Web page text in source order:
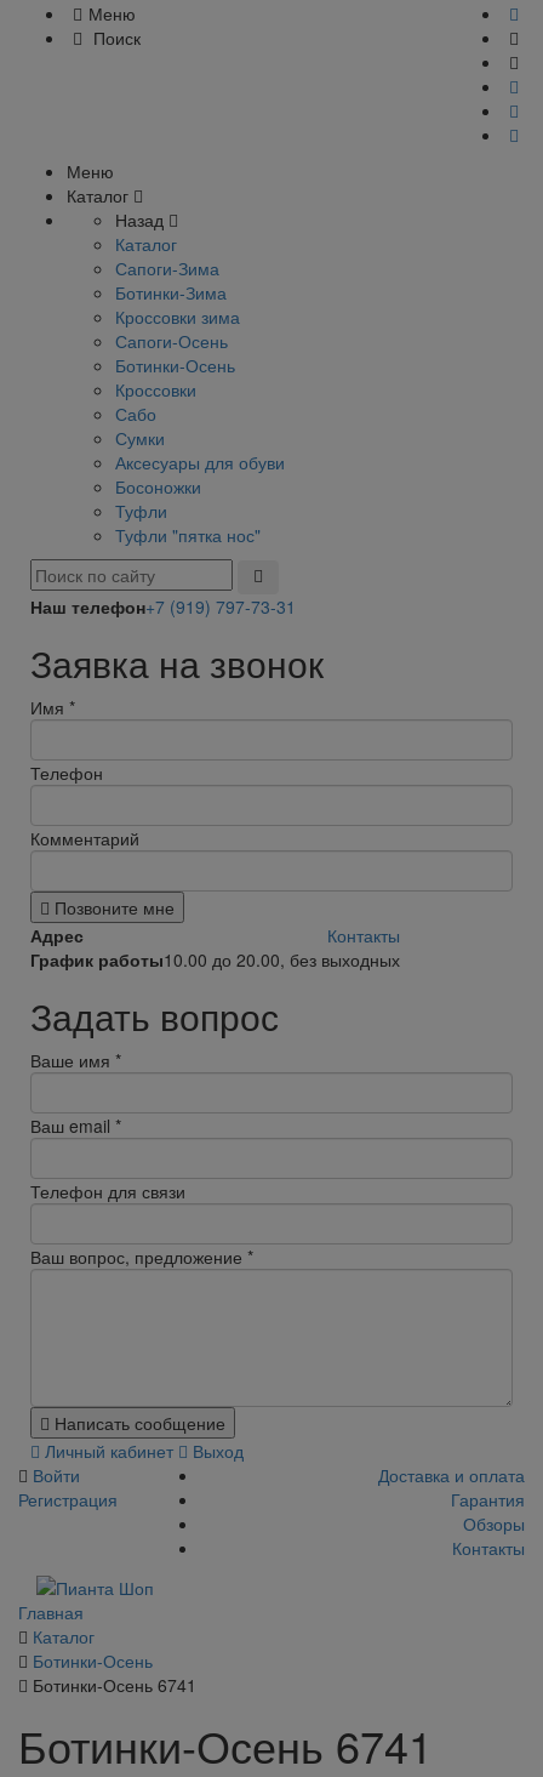
Меню
Поиск
Меню
Каталог
Назад
Каталог
Сапоги-Зима
Ботинки-Зима
Кроссовки зима
Сапоги-Осень
Ботинки-Осень
Кроссовки
Сабо
Сумки
Аксесуары для обуви
Босоножки
Туфли
Туфли "пятка нос"
Наш телефон+7 (919) 797-73-31
Заявка на звонок
Имя *
Телефон
Комментарий
Позвоните мне
Адрес
Контакты
График работы10.00 до 20.00, без выходных
Задать вопрос
Ваше имя *
Ваш email *
Телефон для связи
Ваш вопрос, предложение *
Написать сообщение
Личный кабинет
Выход
Войти
Регистрация
Доставка и оплата
Гарантия
Обзоры
Контакты
Главная
Каталог
Ботинки-Осень
Ботинки-Осень 6741
Ботинки-Осень 6741